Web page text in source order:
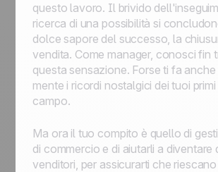
questo lavoro. Il brivido
ricerca di una possibilità si
dolce sapore del successo, la
vendita. Come manager, conosci fin
questa sensazione. Forse ti fa anche
mente i ricordi nostalgici dei tuoi
campo.
Ma ora il tuo compito è quello di
di commercio e di aiutarli a diventare
venditori, per assicurarti che